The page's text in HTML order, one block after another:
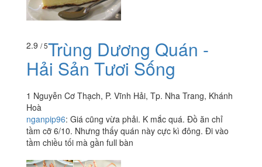
2.9 / 5Trùng Dương Quán -
Hải Sản Tươi Sống
1 Nguyễn Cơ Thạch, P. Vĩnh Hải, Tp. Nha Trang, Khánh
Hoà
nganpip96: Giá cũng vừa phải. K mắc quá. Đồ ăn chỉ
tầm cỡ 6/10. Nhưng thấy quán này cực kì đông. Đi vào
tầm chiều tối mà gần full bàn